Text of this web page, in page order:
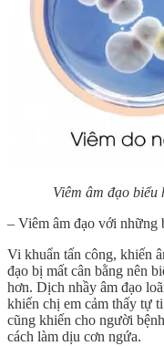
Viêm âm đạo biểu
– Viêm âm đạo với những
Vi khuẩn tấn công, khiến
đạo bị mất cân bằng nên
hơn. Dịch nhầy âm đạo
khiến chị em cảm thấy tự
cũng khiến cho người
cách làm dịu cơn ngứa.